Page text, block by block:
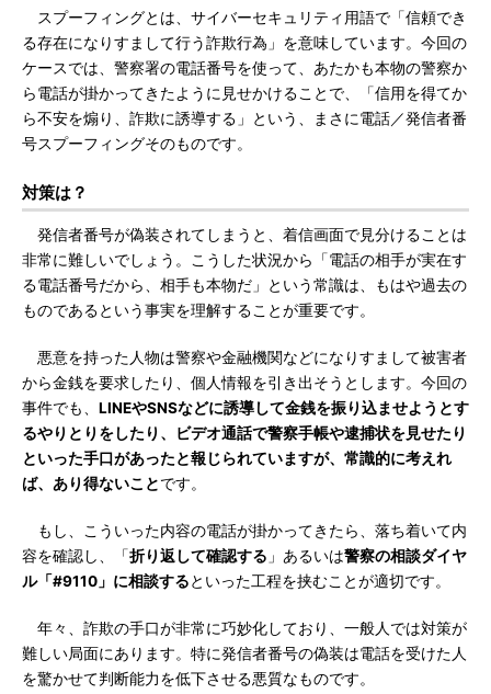
スプーフィングとは、サイバーセキュリティ用語で「信頼でき
る存在になりすまして行う詐欺行為」を意味しています。今回の
ケースでは、警察署の電話番号を使って、あたかも本物の警察か
ら電話が掛かってきたように見せかけることで、「信用を得てか
ら不安を煽り、詐欺に誘導する」という、まさに電話／発信者番
号スプーフィングそのものです。
対策は？
発信者番号が偽装されてしまうと、着信画面で見分けることは
非常に難しいでしょう。こうした状況から「電話の相手が実在す
る電話番号だから、相手も本物だ」という常識は、もはや過去の
ものであるという事実を理解することが重要です。
悪意を持った人物は警察や金融機関などになりすまして被害者
から金銭を要求したり、個人情報を引き出そうとします。今回の
事件でも、 LINEやSNSなどに誘導して金銭を振り込ませようとす
るやりとりをしたり、ビデオ通話で警察手帳や逮捕状を見せたり
といった手口があったと報じられていますが、常識的に考えれ
ば、あり得ないことです。
もし、こういった内容の電話が掛かってきたら、落ち着いて内
容を確認し、「折り返して確認する 」あるいは警察の相談ダイヤ
ル「#9110」に相談するといった工程を挟むことが適切です。
年々、詐欺の手口が非常に巧妙化しており、一般人では対策が
難しい局面にあります。特に発信者番号の偽装は電話を受けた人
を驚かせて判断能力を低下させる悪質なものです。